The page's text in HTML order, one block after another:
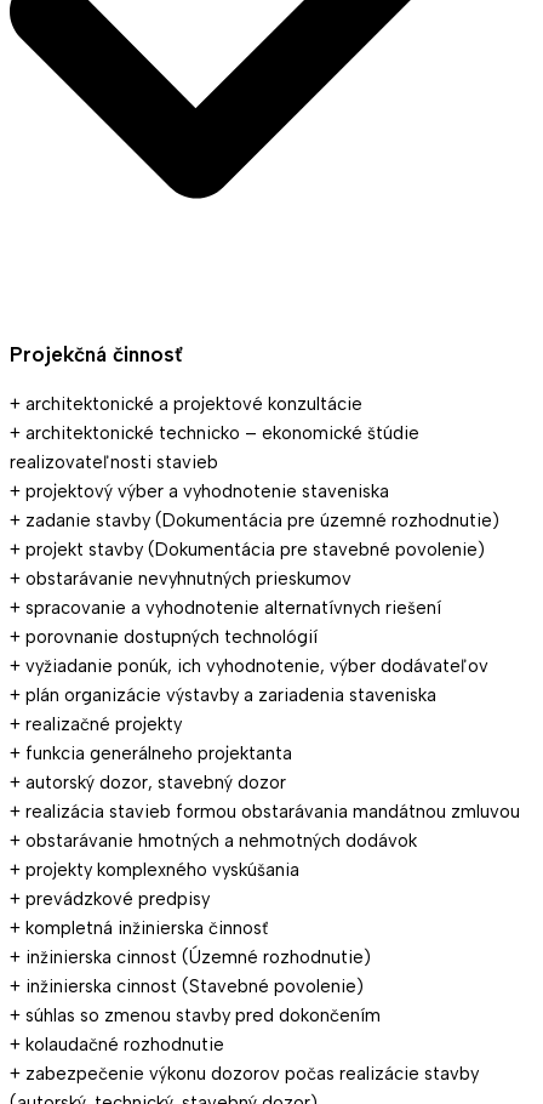
Projekčná činnosť
+ architektonické a projektové konzultácie
+ architektonické technicko – ekonomické štúdie
realizovateľnosti stavieb
+ projektový výber a vyhodnotenie staveniska
+ zadanie stavby (Dokumentácia pre územné rozhodnutie)
+ projekt stavby (Dokumentácia pre stavebné povolenie)
+ obstarávanie nevyhnutných prieskumov
+ spracovanie a vyhodnotenie alternatívnych riešení
+ porovnanie dostupných technológií
+ vyžiadanie ponúk, ich vyhodnotenie, výber dodávateľov
+ plán organizácie výstavby a zariadenia staveniska
+ realizačné projekty
+ funkcia generálneho projektanta
+ autorský dozor, stavebný dozor
+ realizácia stavieb formou obstarávania mandátnou zmluvou
+ obstarávanie hmotných a nehmotných dodávok
+ projekty komplexného vyskúšania
+ prevádzkové predpisy
+ kompletná inžinierska činnosť
+ inžinierska cinnost (Územné rozhodnutie)
+ inžinierska cinnost (Stavebné povolenie)
+ súhlas so zmenou stavby pred dokončením
+ kolaudačné rozhodnutie
+ zabezpečenie výkonu dozorov počas realizácie stavby